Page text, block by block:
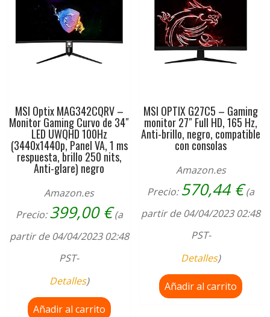
MSI Optix MAG342CQRV –
Monitor Gaming Curvo de 34″
LED UWQHD 100Hz
(3440x1440p, Panel VA, 1 ms
respuesta, brillo 250 nits,
Anti-glare) negro
Amazon.es
Precio:399,00€(a
partir de 04/04/2023 02:48
PST-
Detalles)
Añadir al carrito
MSI OPTIX G27C5 – Gaming
monitor 27″ Full HD, 165 Hz,
Anti-brillo, negro, compatible
con consolas
Amazon.es
Precio: 570,44€ (a
partir de 04/04/2023 02:48
PST-
Detalles)
Añadir al carrito